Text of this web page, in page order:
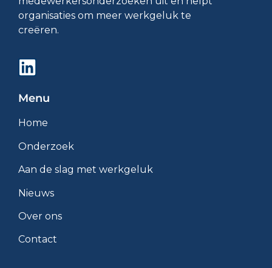
organisaties om meer werkgeluk te
creëren.
Menu
Home
Onderzoek
Aan de slag met werkgeluk
Nieuws
Over ons
Contact